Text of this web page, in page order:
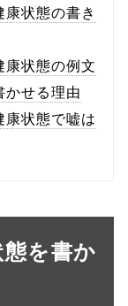
状態の書き
状態の例文
せる理由
状態で嘘は
を書か